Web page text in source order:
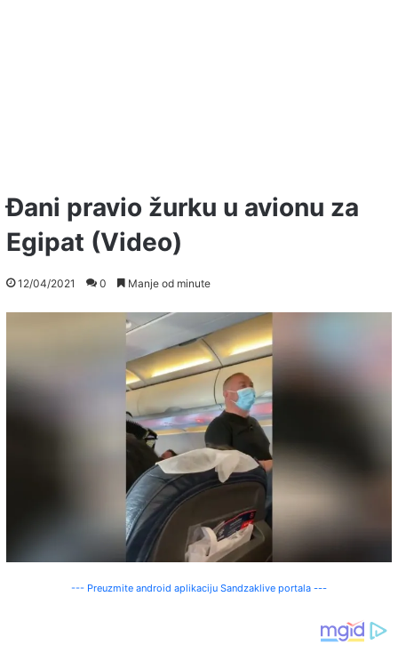
Đani pravio žurku u avionu za
Egipat (Video)
12/04/2021 0 Manje od minute
--- Preuzmite android aplikaciju Sandzaklive portala ---